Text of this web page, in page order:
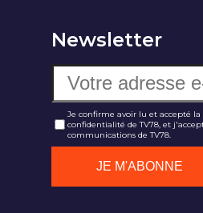
Newsletter
Je confirme avoir lu et accepté
confidentialité de TV78, et
communications de TV78.